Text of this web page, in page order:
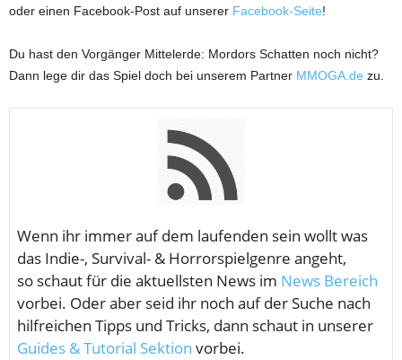
oder einen Facebook-Post auf unserer Facebook-Seite!
Du hast den Vorgänger Mittelerde: Mordors Schatten noch nicht?
Dann lege dir das Spiel doch bei unserem Partner MMOGA.de zu.
Wenn ihr immer auf dem laufenden sein wollt was
das Indie-, Survival- & Horrorspielgenre angeht,
so schaut für die aktuellsten News im News Bereich
vorbei. Oder aber seid ihr noch auf der Suche nach
hilfreichen Tipps und Tricks, dann schaut in unserer
Guides & Tutorial Sektion vorbei.